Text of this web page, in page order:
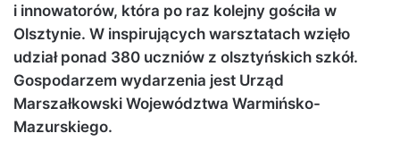
i innowatorów, która po raz kolejny gościła w
Olsztynie. W inspirujących warsztatach wzięło
udział ponad 380 uczniów z olsztyńskich szkół.
Gospodarzem wydarzenia jest Urząd
Marszałkowski Województwa Warmińsko-
Mazurskiego.